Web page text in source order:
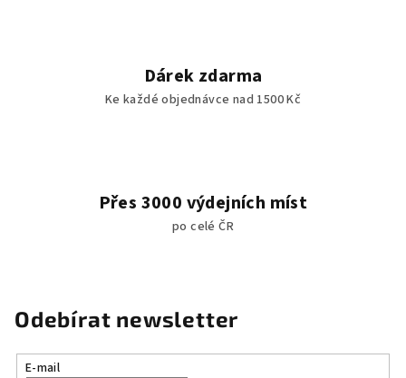
Dárek zdarma
Ke každé objednávce nad 1500 Kč
Přes 3000 výdejních míst
po celé ČR
Odebírat newsletter
E-mail